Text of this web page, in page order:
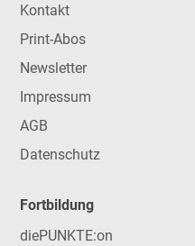
Kontakt
Print-Abos
Newsletter
Impressum
AGB
Datenschutz
Fortbildung
diePUNKTE:on